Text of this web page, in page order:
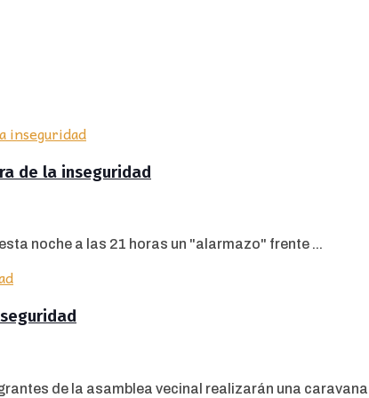
de la inseguridad
noche a las 21 horas un "alarmazo" frente ...
de la asamblea vecinal realizarán una caravana